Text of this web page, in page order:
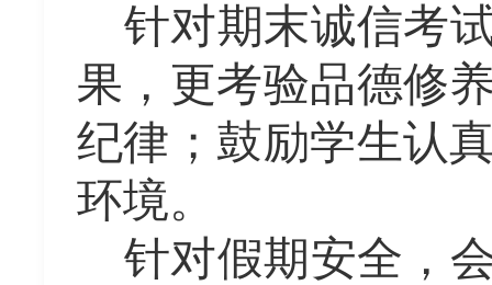
针对期末诚信考
果，更考验品德修
纪律；鼓励学生认
环境。
针对假期安全，